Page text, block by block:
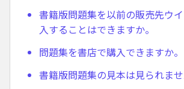
書籍版問題集を以前の販売先ウ
入することはできますか。
問題集を書店で購入できますか。
書籍版問題集の見本は見られませ